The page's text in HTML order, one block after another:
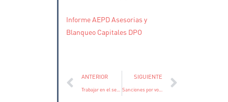
Informe AEPD Asesorias y
Blanqueo Capitales DPO
ANTERIOR SIGUIENTE